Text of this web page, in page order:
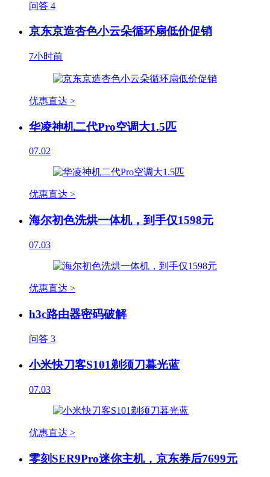
问答 4
京东京造杏色小云朵循环扇低价促销
7小时前
优惠直达 >
华凌神机二代Pro空调大1.5匹
07.02
优惠直达 >
海尔初色洗烘一体机，到手仅1598元
07.03
优惠直达 >
h3c路由器密码破解
问答 3
小米快刀客S101剃须刀暮光蓝
07.03
优惠直达 >
零刻SER9Pro迷你主机，京东券后7699元